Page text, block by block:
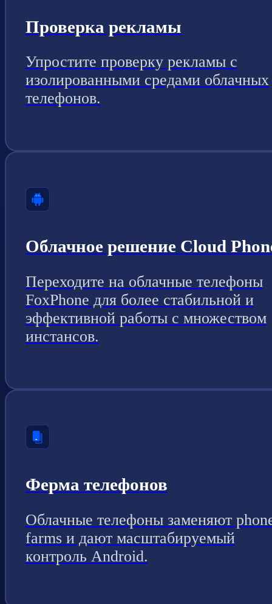
Проверка рекламы
Упростите проверку рекламы с
изолированными средами облачных
телефонов.
Облачное решение Cloud
Переходите на облачные телефоны
FoxPhone для более стабильной и
эффективной работы с множеством
инстансов.
Ферма телефонов
Облачные телефоны заменяют
farms и дают масштабируемый
контроль Android.